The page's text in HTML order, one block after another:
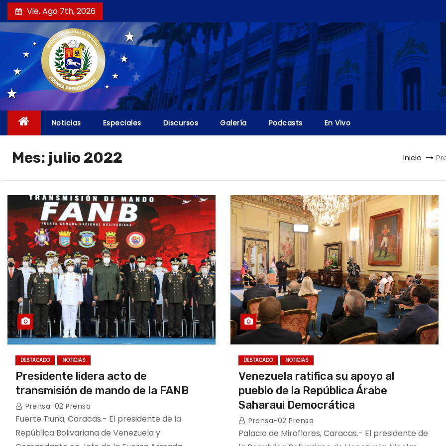
a
l
Vie. Ago 7th, 2026
Noticias Especiales Discursos Galería Podcasts En Vivo
Mes: julio 2022 Inicio
DESTACADO NOTICIAS
Presidente lidera acto de
transmisión de mando de la FANB
Prensa-02 Prensa
Fuerte Tiuna, Caracas.- El presidente de la
República Bolivariana de Venezuela y
DESTACADO NOTICIAS
Venezuela ratifica su apoyo al
pueblo de la República Árabe
Saharaui Democrática
Prensa-02 Prensa
Palacio de Miraflores, Caracas.- El presidente de